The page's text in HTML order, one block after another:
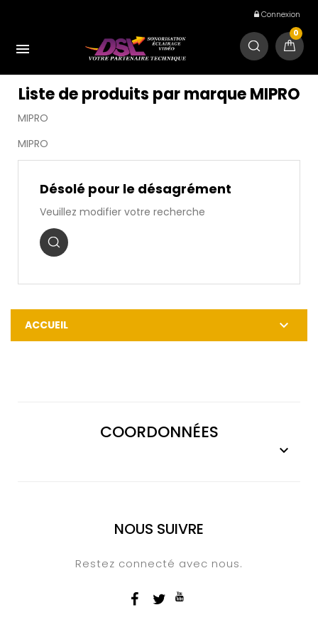
Connexion

0
Liste de produits par marque MIPRO
MIPRO
MIPRO
Désolé pour le désagrément
Veuillez modifier votre recherche
ACCUEIL 
COORDONNÉES

NOUS SUIVRE
Restez connecté avec nous.